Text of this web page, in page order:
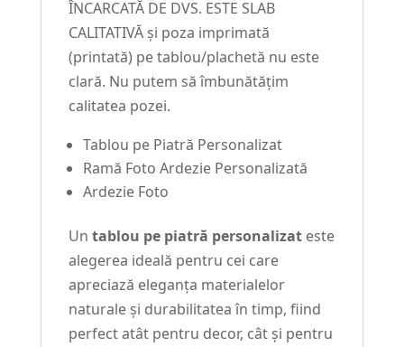
ÎNCARCATĂ DE DVS. ESTE SLAB
CALITATIVĂ și poza imprimată
(printată) pe tablou/plachetă nu este
clară. Nu putem să îmbunătățim
calitatea pozei.
Tablou pe Piatră Personalizat
Ramă Foto Ardezie Personalizată
Ardezie Foto
Un tablou pe piatră personalizateste
alegerea ideală pentru cei care
apreciază eleganța materialelor
naturale și durabilitatea în timp, fiind
perfect atât pentru decor, cât și pentru